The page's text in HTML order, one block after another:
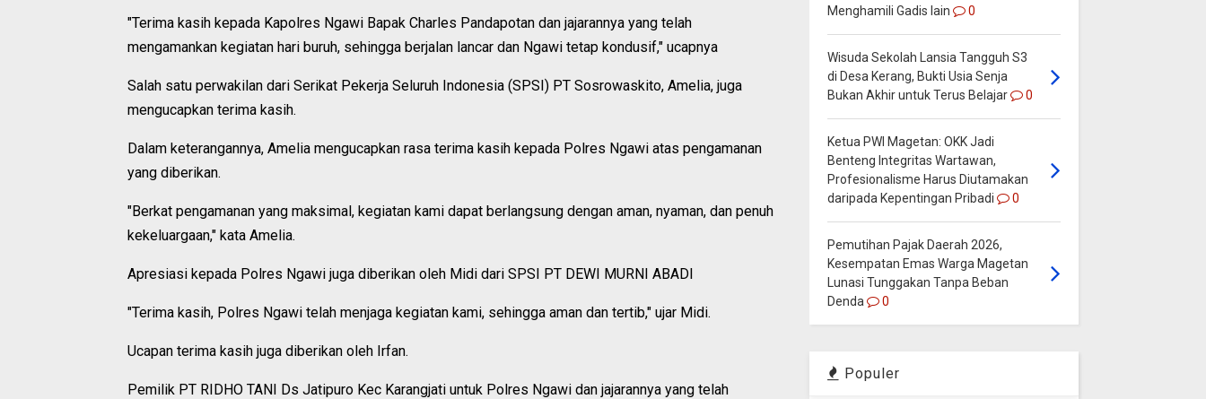
"Terima kasih kepada Kapolres Ngawi Bapak Charles Pandapotan dan jajarannya yang telah
mengamankan kegiatan hari buruh, sehingga berjalan lancar dan Ngawi tetap kondusif," ucapnya
Salah satu perwakilan dari Serikat Pekerja Seluruh Indonesia (SPSI) PT Sosrowaskito, Amelia, juga
mengucapkan terima kasih.
Dalam keterangannya, Amelia mengucapkan rasa terima kasih kepada Polres Ngawi atas pengamanan
yang diberikan.
"Berkat pengamanan yang maksimal, kegiatan kami dapat berlangsung dengan aman, nyaman, dan penuh
kekeluargaan," kata Amelia.
Apresiasi kepada Polres Ngawi juga diberikan oleh Midi dari SPSI PT DEWI MURNI ABADI
"Terima kasih, Polres Ngawi telah menjaga kegiatan kami, sehingga aman dan tertib," ujar Midi.
Ucapan terima kasih juga diberikan oleh Irfan.
Pemilik PT RIDHO TANI Ds Jatipuro Kec Karangjati untuk Polres Ngawi dan jajarannya yang telah
Menghamili Gadis lain
0
Wisuda Sekolah Lansia Tangguh S3
di Desa Kerang, Bukti Usia Senja
Bukan Akhir untuk Terus Belajar
0
Ketua PWI Magetan: OKK Jadi
Benteng Integritas Wartawan,
Profesionalisme Harus Diutamakan
daripada Kepentingan Pribadi
0
Pemutihan Pajak Daerah 2026,
Kesempatan Emas Warga Magetan
Lunasi Tunggakan Tanpa Beban
Denda
0
Populer